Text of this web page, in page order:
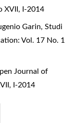
XVII, I-2014
Garin, Studi
Vol. 17 No. 1
Journal of
I-2014